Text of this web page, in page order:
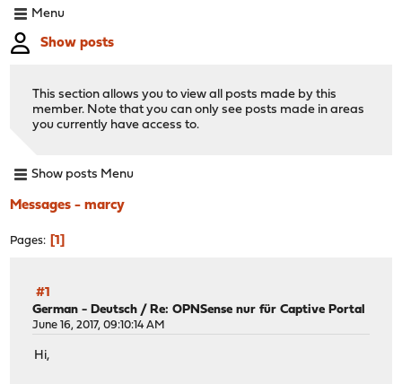
Menu
Show posts
This section allows you to view all posts made by this
member. Note that you can only see posts made in areas
you currently have access to.
Show posts Menu
Messages - marcy
Pages 1
#1
German - Deutsch / Re: OPNSense nur für Captive Portal
June 16, 2017, 09:10:14 AM
Hi,